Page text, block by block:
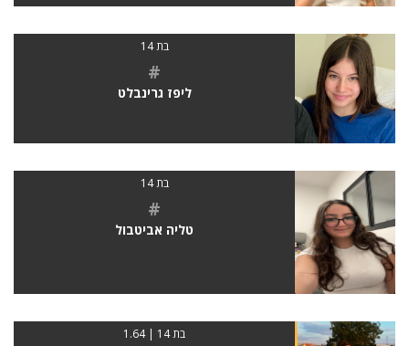
בת 14
#
ליפז גרינבלט
בת 14
#
טליה אביטבול
בת 14 | 1.64